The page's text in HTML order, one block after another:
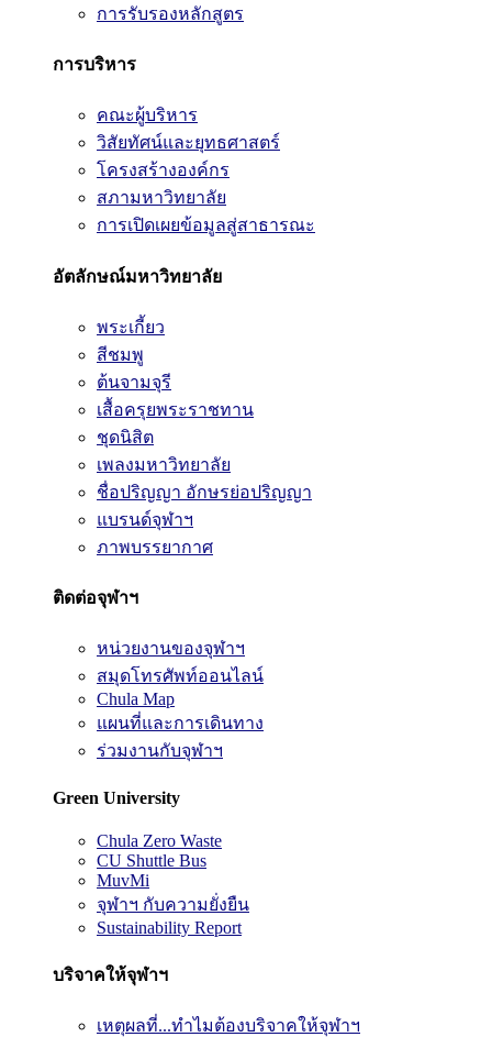
การรับรองหลักสูตร
การบริหาร
คณะผู้บริหาร
วิสัยทัศน์และยุทธศาสตร์
โครงสร้างองค์กร
สภามหาวิทยาลัย
การเปิดเผยข้อมูลสู่สาธารณะ
อัตลักษณ์มหาวิทยาลัย
พระเกี้ยว
สีชมพู
ต้นจามจุรี
เสื้อครุยพระราชทาน
ชุดนิสิต
เพลงมหาวิทยาลัย
ชื่อปริญญา อักษรย่อปริญญา
แบรนด์จุฬาฯ
ภาพบรรยากาศ
ติดต่อจุฬาฯ
หน่วยงานของจุฬาฯ
สมุดโทรศัพท์ออนไลน์
Chula Map
แผนที่และการเดินทาง
ร่วมงานกับจุฬาฯ
Green University
Chula Zero Waste
CU Shuttle Bus
MuvMi
จุฬาฯ กับความยั่งยืน
Sustainability Report
บริจาคให้จุฬาฯ
เหตุผลที่...ทำไมต้องบริจาคให้จุฬาฯ